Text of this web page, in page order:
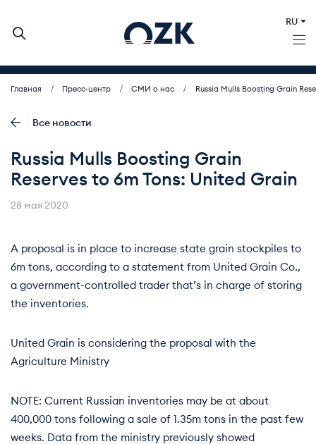
ИНВЕСТОРАМ
МСП (ЗАКУПКИ)
RU
Главная Пресс-центр СМИ о нас Russia Mulls Boosting Grain
Все новости
Russia Mulls Boosting Grain
Reserves to 6m Tons: United Grain
28 мая 2020
A proposal is in place to increase state grain stockpiles to
6m tons, according to a statement from United Grain Co.,
a government-controlled trader that’s in charge of storing
the inventories.
United Grain is considering the proposal with the
Agriculture Ministry
NOTE: Current Russian inventories may be at about
400,000 tons following a sale of 1.35m tons in the past few
weeks. Data from the ministry previously showed